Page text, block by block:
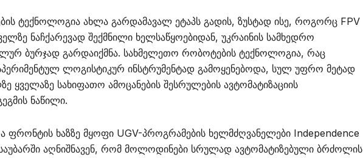
ტექნოლოგია ახლა გარდამავალ ეტაპს გადის, ზუსტად ისე, როგორც FPV
ნაჩქარევად შექმნილი ხელსაწყოებიდან, უკრაინის სამხედრო
ბურჯად გარდაიქმნა. სახმელეთო რობოტების ტექნოლოგია, რაც
ლოგისტიკურ ინსტრუმენტად გამოყენებოდა, სულ უფრო მეტად
ყველაზე სახიფათო ამოცანების შესრულების ავტომატიზაციის
ნაწილი.
ფრონტის ხაზზე მყოფი UGV-პროგრამების ხელმძღვანელები Independence
აღნიშნავენ, რომ მოლოდინები სრულად ავტომატიზებული ბრძოლის